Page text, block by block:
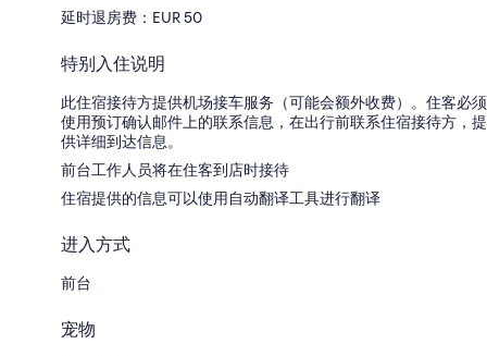
延时退房费：EUR 50
特别入住说明
此住宿接待方提供机场接车服务（可能会额外收费）。住客必须
使用预订确认邮件上的联系信息，在出行前联系住宿接待方，提
供详细到达信息。
前台工作人员将在住客到店时接待
住宿提供的信息可以使用自动翻译工具进行翻译
进入方式
前台
宠物